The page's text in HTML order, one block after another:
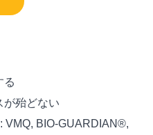
る
が殆どない
VMQ, BIO-GUARDIAN®,